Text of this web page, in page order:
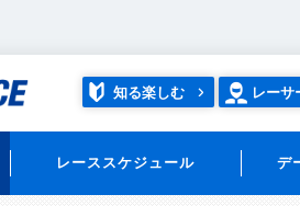
知る楽しむ レーサ
レーススケジュール デ